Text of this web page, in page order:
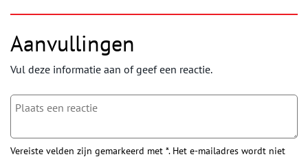
Aanvullingen
Vul deze informatie aan of geef een reactie.
Vereiste velden zijn gemarkeerd met *. Het e-mailadres wordt niet